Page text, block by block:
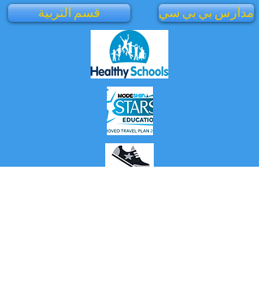
قسم التربية
مدارس بي بي سي